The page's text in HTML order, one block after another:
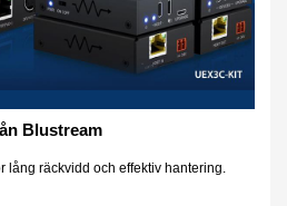
Blustream
lång räckvidd och effektiv hantering.